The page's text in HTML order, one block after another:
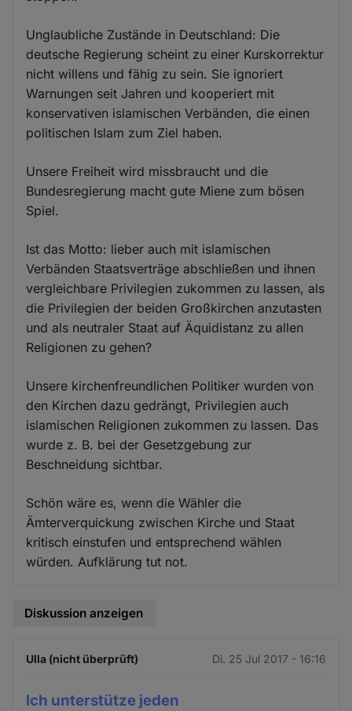
Unglaubliche Zustände in Deutschland: Die
deutsche Regierung scheint zu einer Kurskorrektur
nicht willens und fähig zu sein. Sie ignoriert
Warnungen seit Jahren und kooperiert mit
konservativen islamischen Verbänden, die einen
politischen Islam zum Ziel haben.
Unsere Freiheit wird missbraucht und die
Bundesregierung macht gute Miene zum bösen
Spiel.
Ist das Motto: lieber auch mit islamischen
Verbänden Staatsverträge abschließen und ihnen
vergleichbare Privilegien zukommen zu lassen, als
die Privilegien der beiden Großkirchen anzutasten
und als neutraler Staat auf Äquidistanz zu allen
Religionen zu gehen?
Unsere kirchenfreundlichen Politiker wurden von
den Kirchen dazu gedrängt, Privilegien auch
islamischen Religionen zukommen zu lassen. Das
wurde z. B. bei der Gesetzgebung zur
Beschneidung sichtbar.
Schön wäre es, wenn die Wähler die
Ämterverquickung zwischen Kirche und Staat
kritisch einstufen und entsprechend wählen
würden. Aufklärung tut not.
Diskussion anzeigen
Ulla (nicht überprüft) Di. 25 Jul 2017 - 16:16
Ich unterstütze jeden